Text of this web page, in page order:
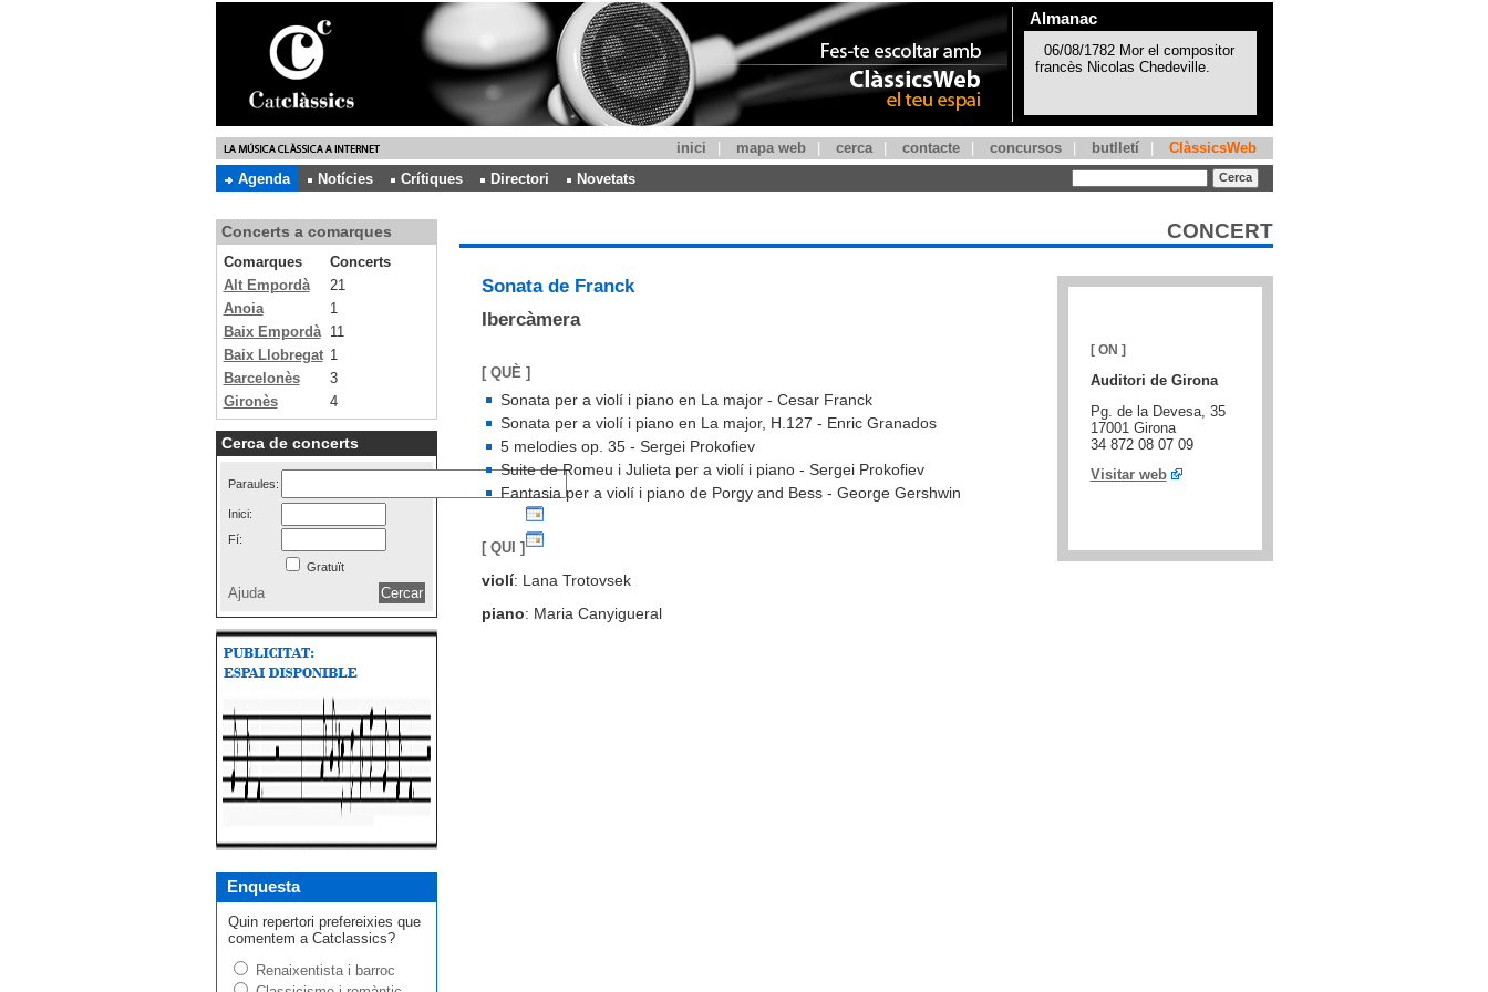
Almanac
inici mapa web cerca contacte concursos butlletí
ClàssicsWeb
Agenda
Notícies Crítiques Directori Novetats
Concerts a comarques
Comarques
Concerts
Alt Empordà
21
Anoia
1
Baix Empordà
11
Baix Llobregat 1
Barcelonès
3
Gironès
4
Cerca de concerts
Paraules:
Inici:
Fí:
Gratuït
Ajuda
Enquesta
Quin repertori prefereixies que
comentem a Catclassics?
Renaixentista i barroc
CONCERT
Sonata de Franck
Ibercàmera
[ QUÈ ]
Sonata per a violí i piano en La major - Cesar Franck
Sonata per a violí i piano en La major, H.127 - Enric Granados
5 melodies op. 35 - Sergei Prokofiev
Suite de Romeu i Julieta per a violí i piano - Sergei Prokofiev
Fantasia per a violí i piano de Porgy and Bess - George Gershwin
[ QUI ]
violí: Lana Trotovsek
piano: Maria Canyigueral
[ ON ]
Auditori de Girona
Pg. de la Devesa, 35
17001 Girona
34 872 08 07 09
Visitar web